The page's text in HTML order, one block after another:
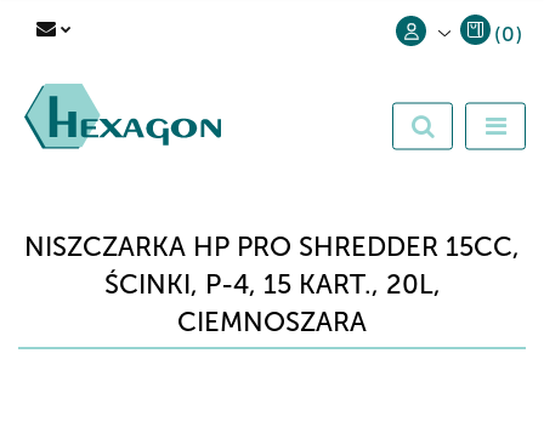
Zarejestruj się
(0)
NISZCZARKA HP PRO SHREDDER 15CC,
ŚCINKI, P-4, 15 KART., 20L,
CIEMNOSZARA